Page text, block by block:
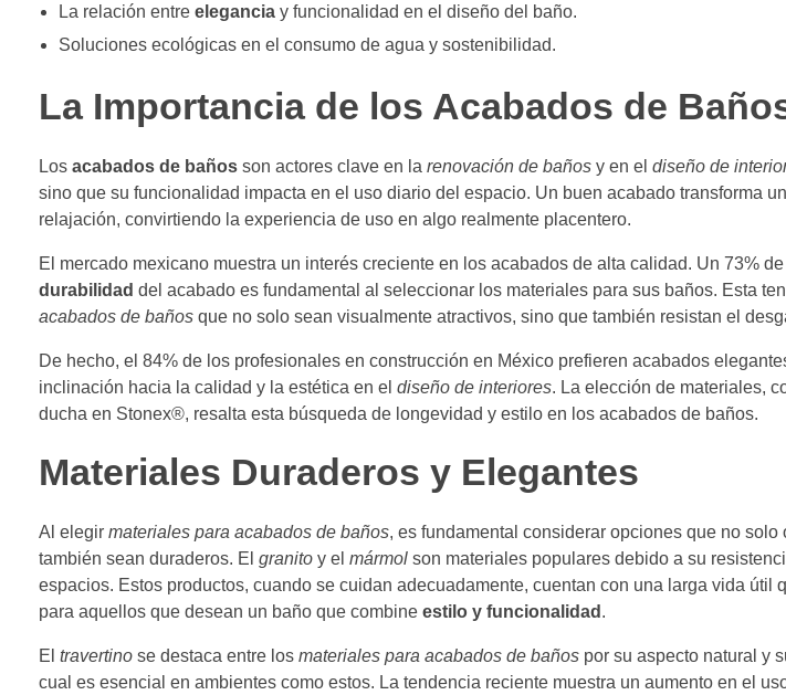
La relación entre eleganciay funcionalidad en el diseño del baño.
Soluciones ecológicas en el consumo de agua y sostenibilidad.
La Importancia de los Acabados de
Los acabados de baños son actores clave en la renovación de baños y en el diseño de
sino que su funcionalidad impacta en el uso diario del espacio. Un buen acabado transforma
relajación, convirtiendo la experiencia de uso en algo realmente placentero.
El mercado mexicano muestra un interés creciente en los acabados de alta calidad. Un 73%
durabilidad del acabado es fundamental al seleccionar los materiales para sus baños. Esta
acabados de baños que no solo sean visualmente atractivos, sino que también resistan el
De hecho, el 84% de los profesionales en construcción en México prefieren acabados
inclinación hacia la calidad y la estética en el diseño de interiores. La elección de materiales,
ducha en Stonex®, resalta esta búsqueda de longevidad y estilo en los acabados de baños.
Materiales Duraderos y Elegantes
Al elegir materiales para acabados de baños, es fundamental considerar opciones que no
también sean duraderos. El granito y el mármol son materiales populares debido a su
espacios. Estos productos, cuando se cuidan adecuadamente, cuentan con una larga vida útil
para aquellos que desean un baño que combine estilo y funcionalidad .
El travertino se destaca entre los materiales para acabados de baños por su aspecto natural y
cual es esencial en ambientes como estos. La tendencia reciente muestra un aumento en el